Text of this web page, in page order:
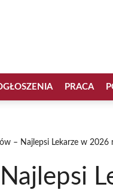
PRACA
– Najlepsi Lekarze w 2026